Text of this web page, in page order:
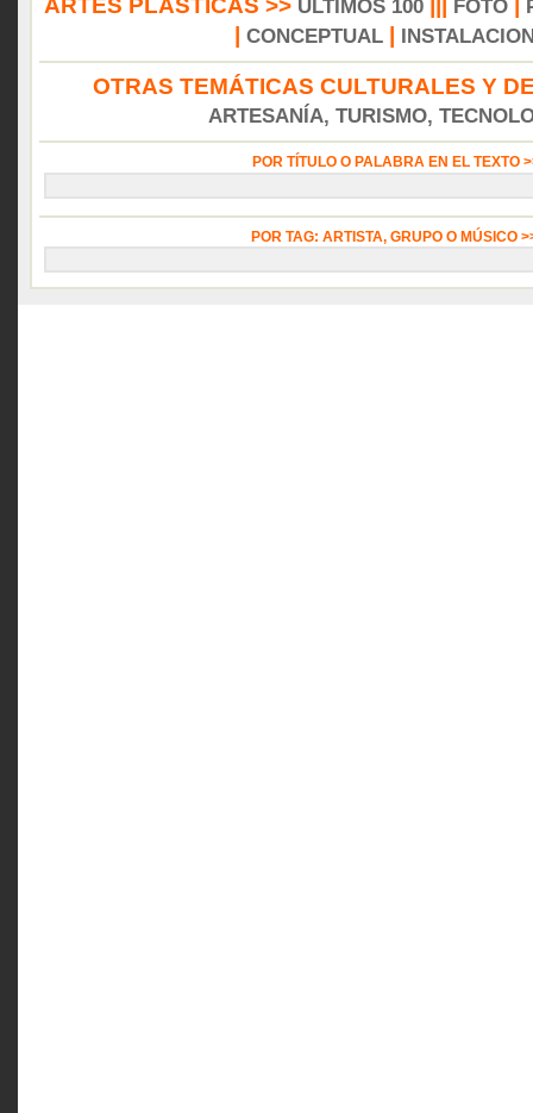
ARTES PLÁSTICAS >> ÚLTIMOS 100 FOTO
CONCEPTUAL
OTRAS TEMÁTICAS CULTURALES Y
ARTESANÍA, TURISMO,
POR TÍTULO O PALABRA EN EL TEXTO
POR TAG: ARTISTA, GRUPO O MÚSICO